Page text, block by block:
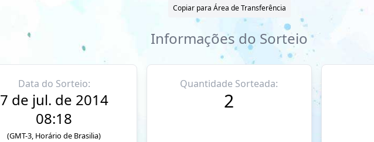
Copiar para Área de Transferência
Informações do Sorteio
Data do Sorteio:
7 de jul. de 2014
08:18
(GMT-3, Horário de Brasilia)
Quantidade Sorteada:
2